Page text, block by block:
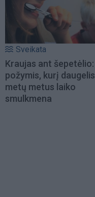
Sveikata
Kraujas ant šepetėlio:
požymis, kurį daugelis
metų metus laiko
smulkmena